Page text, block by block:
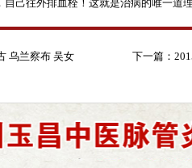
自己往外排血栓！这就是治病的唯一道
乌兰察布 吴女
下一篇：